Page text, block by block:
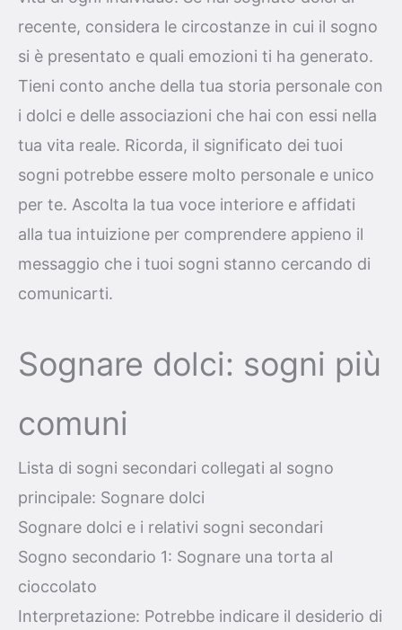
recente, considera le circostanze in cui il sogno
si è presentato e quali emozioni ti ha generato.
Tieni conto anche della tua storia personale con
i dolci e delle associazioni che hai con essi nella
tua vita reale. Ricorda, il significato dei tuoi
sogni potrebbe essere molto personale e unico
per te. Ascolta la tua voce interiore e affidati
alla tua intuizione per comprendere appieno il
messaggio che i tuoi sogni stanno cercando di
comunicarti.
Sognare dolci: sogni più
comuni
Lista di sogni secondari collegati al sogno
principale: Sognare dolci
Sognare dolci e i relativi sogni secondari
Sogno secondario 1: Sognare una torta al
cioccolato
Interpretazione: Potrebbe indicare il desiderio di